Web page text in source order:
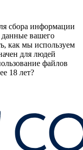
сбора информации
данные вашего
как мы используем
для людей
файлов
18 лет?